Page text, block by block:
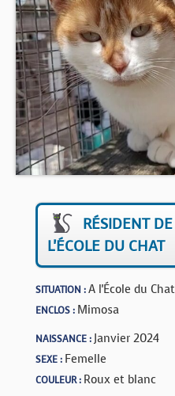
NOUS AIDER
CONTACT
BOUTIQUE
FORUM
RÉSIDENT DE
L'ÉCOLE DU CHAT
SITUATION :A l'École du Chat
ENCLOS : Mimosa
NAISSANCE : Janvier 2024
SEXE : Femelle
COULEUR : Roux et blanc